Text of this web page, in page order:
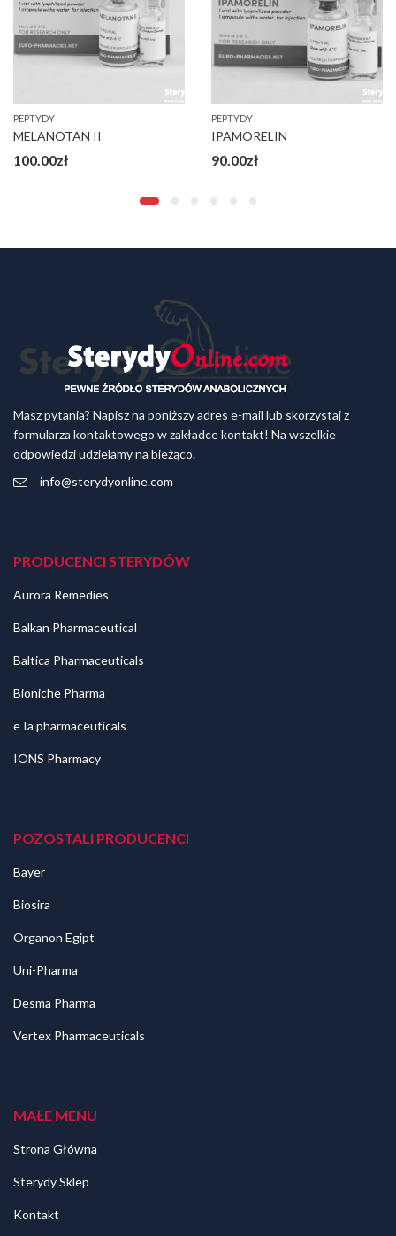
PEPTYDY
MELANOTAN II
100.00zł
PEPTYDY
IPAMORELIN
90.00zł
Masz pytania? Napisz na poniższy adres e-mail lub skorzystaj z
formularza kontaktowego w zakładce kontakt! Na wszelkie
odpowiedzi udzielamy na bieżąco.
info@sterydyonline.com
PRODUCENCI STERYDÓW
Aurora Remedies
Balkan Pharmaceutical
Baltica Pharmaceuticals
Bioniche Pharma
eTa pharmaceuticals
IONS Pharmacy
POZOSTALI PRODUCENCI
Bayer
Biosira
Organon Egipt
Uni-Pharma
Desma Pharma
Vertex Pharmaceuticals
MAŁE MENU
Strona Główna
Sterydy Sklep
Kontakt